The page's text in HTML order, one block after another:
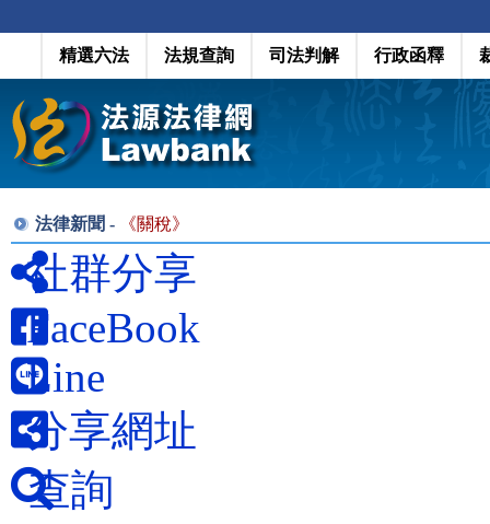
精選六法 法規查詢 司法判解 行政函釋
法律新聞 - 《關稅》
社群分享
FaceBook
Line
分享網址
查詢